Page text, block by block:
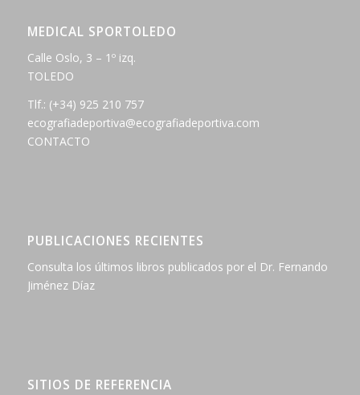
MEDICAL SPORTOLEDO
Calle Oslo, 3 – 1º izq.
TOLEDO
Tlf.: (+34) 925 210 757
ecografiadeportiva@ecografiadeportiva.com
CONTACTO
PUBLICACIONES RECIENTES
Consulta los últimos libros publicados por el Dr. Fernando
Jiménez Díaz
SITIOS DE REFERENCIA